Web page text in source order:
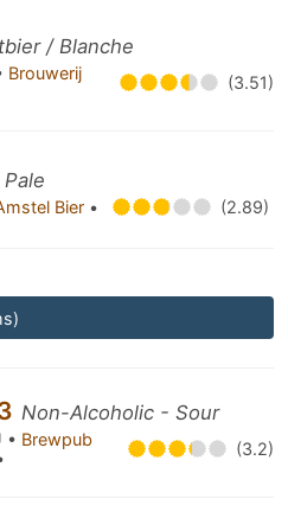
/ Blanche
Brouwerij
(3.51)
Bier • (2.89)
Non-Alcoholic - Sour
• Brewpub
(3.2)